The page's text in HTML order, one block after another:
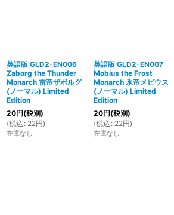
英語版 GLD2-EN006
Zaborg the Thunder
Monarch 雷帝ザボルグ
(ノーマル) Limited
Edition
20円(税別)
(税込 : 22円)
在庫なし
英語版 GLD2-EN007
Mobius the Frost
Monarch 氷帝メビウス
(ノーマル) Limited
Edition
20円(税別)
(税込 : 22円)
在庫なし